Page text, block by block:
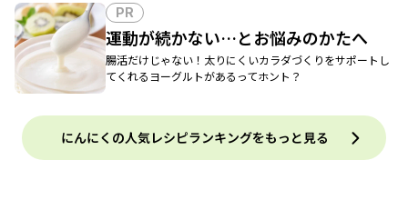
PR
運動が続かない…とお悩みのかたへ
腸活だけじゃない！太りにくいカラダづくりをサポートし
てくれるヨーグルトがあるってホント？
にんにくの人気レシピランキングをもっと見る